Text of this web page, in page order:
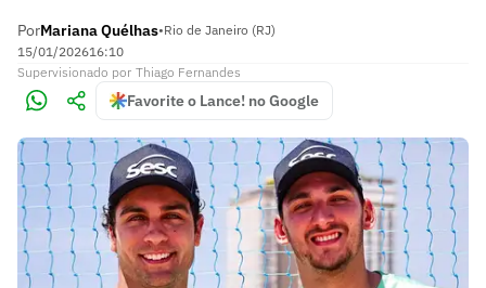
PorMariana Quélhas•Rio de Janeiro (RJ)
15/01/202616:10
Supervisionado por Thiago Fernandes
Favorite o Lance! no Google